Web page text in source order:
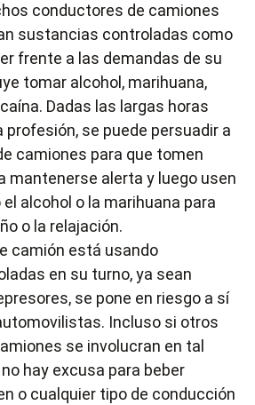
conductores de camiones
sustancias controladas como
frente a las demandas de su
tomar alcohol, marihuana,
Dadas las largas horas
profesión, se puede persuadir a
camiones para que tomen
mantenerse alerta y luego usen
alcohol o la marihuana para
o la relajación.
camión está usando
en su turno, ya sean
se pone en riesgo a sí
Incluso si otros
se involucran en tal
hay excusa para beber
o cualquier tipo de conducción